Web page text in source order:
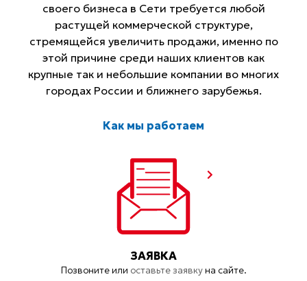
своего бизнеса в Сети требуется любой
растущей коммерческой структуре,
стремящейся увеличить продажи, именно по
этой причине среди наших клиентов как
крупные так и небольшие компании во многих
городах России и ближнего зарубежья.
Как мы работаем
ЗАЯВКА
Позвоните или оставьте заявкуна сайте.